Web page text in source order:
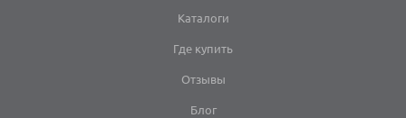
Каталоги
Где купить
Отзывы
Блог